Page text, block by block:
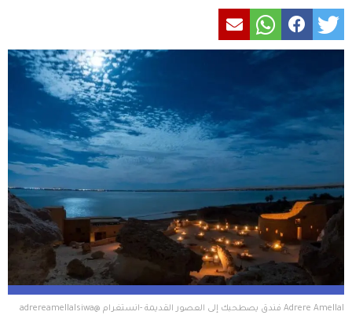
Adrere Amellal فندق يصطحبك إلى العصور القديمة -انستغرام @adrereamellalsiwa